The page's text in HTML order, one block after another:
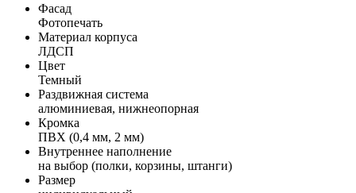
Фасад
Фотопечать
Материал корпуса
ЛДСП
Цвет
Темный
Раздвижная система
алюминиевая, нижнеопорная
Кромка
ПВХ (0,4 мм, 2 мм)
Внутреннее наполнение
на выбор (полки, корзины, штанги)
Размер